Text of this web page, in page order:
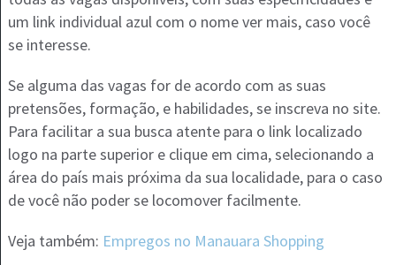
um link individual azul com o nome ver mais, caso você
se interesse.
Se alguma das vagas for de acordo com as suas
pretensões, formação, e habilidades, se inscreva no site.
Para facilitar a sua busca atente para o link localizado
logo na parte superior e clique em cima, selecionando a
área do país mais próxima da sua localidade, para o caso
de você não poder se locomover facilmente.
Veja também: Empregos no Manauara Shopping